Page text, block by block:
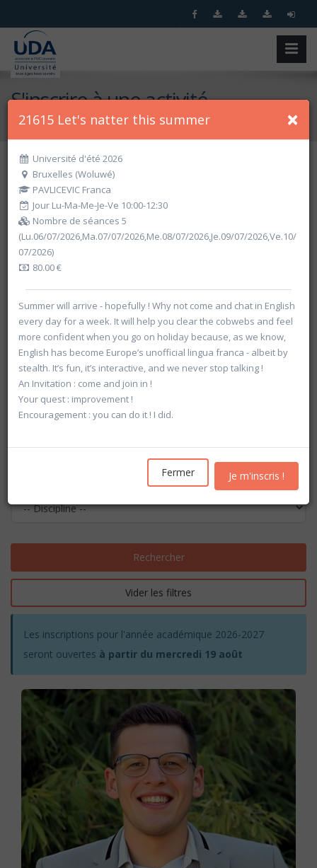
S'inscrire à une activité
Accueil S'inscrire à une activité
Recherche spécifique
Recherche par critères
Rechercher
Vider les filtres
Les inscriptions pour l'année académique 2026-2027
seront ouvertes à partir du mercredi 19 août
×
21615 Let's natter this summer
Université d'été 2026
Bruxelles (Woluwé)
PAVLICEVIC Franca
Jour Lu-Ma-Me-Je-Ve 10:00-12:30
Nombre de séances 5
(Lu.06/07/2026,Ma.07/07/2026,Me.08/07/2026,Je.09/07/2026,Ve.10/
07/2026)
80.00 €
Summer will arrive - hopefully ! Why not come and chat in English
every day for a week. It will help you clear the cobwebs and feel
more confident when you go on holiday because, as we know,
English has become Europe’s unofficial lingua franca - albeit by
stealth. It’s fun, it’s interactive, and we never stop talking !
An Invitation : come and join in !
Your quest : improvement !
Encouragement : you can do it ! I did.
Fermer Je m'inscris !